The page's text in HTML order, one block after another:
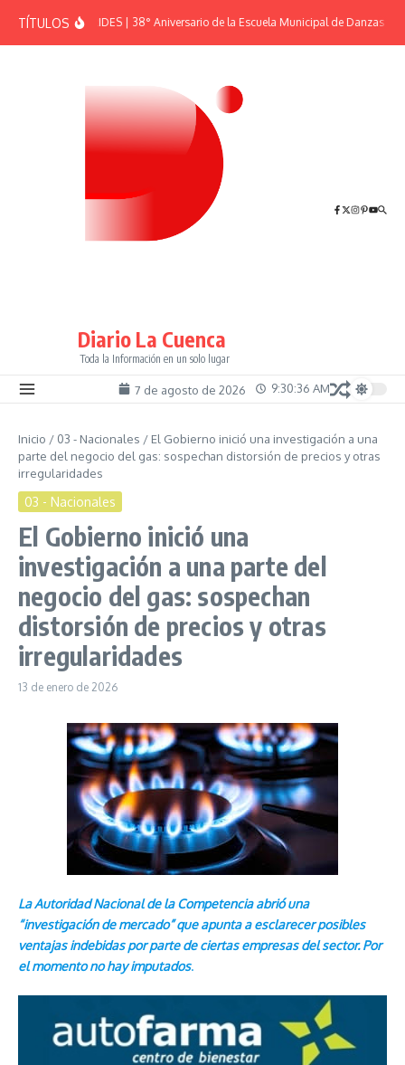
TÍTULOSEFEMÉRIDES | 38° Aniversario de la Escuela Municipal de Danzas “El
Diario La Cuenca
Toda la Información en un solo lugar
7 de agosto de 2026 9:30:36 AM
Inicio / 03 - Nacionales / El Gobierno inició una investigación a una
parte del negocio del gas: sospechan distorsión de precios y otras
irregularidades
03 - Nacionales
El Gobierno inició una
investigación a una parte del
negocio del gas: sospechan
distorsión de precios y otras
irregularidades
13 de enero de 2026
La Autoridad Nacional de la Competencia abrió una
“investigación de mercado” que apunta a esclarecer posibles
ventajas indebidas por parte de ciertas empresas del sector. Por
el momento no hay imputados.